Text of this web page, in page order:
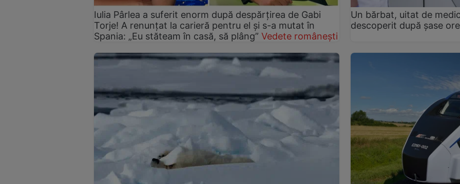
Iulia Pârlea a suferit enorm după despărțirea de Gabi
Torje! A renunțat la carieră pentru el și s-a mutat în
Spania: „Eu stăteam în casă, să plâng” Vedete românești
Un bărbat, uitat de
descoperit după șase ore